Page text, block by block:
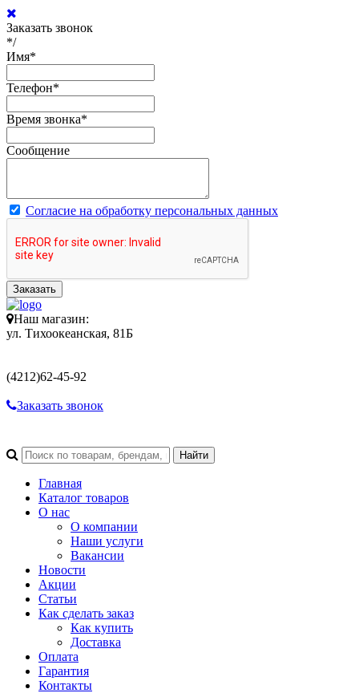
Заказать звонок
*/
Имя*
Телефон*
Время звонка*
Сообщение
Согласие на обработку персональных данных
Заказать
Наш магазин:
ул. Тихоокеанская, 81Б
(4212)62-45-92
Заказать звонок
Главная
Каталог товаров
О нас
О компании
Наши услуги
Вакансии
Новости
Акции
Статьи
Как сделать заказ
Как купить
Доставка
Оплата
Гарантия
Контакты